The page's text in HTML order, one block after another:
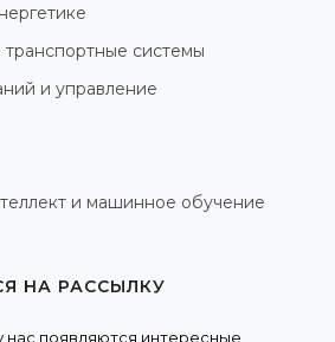
транспортные системы
и управление
и машинное обучение
НА РАССЫЛКУ
нас появляются интересные